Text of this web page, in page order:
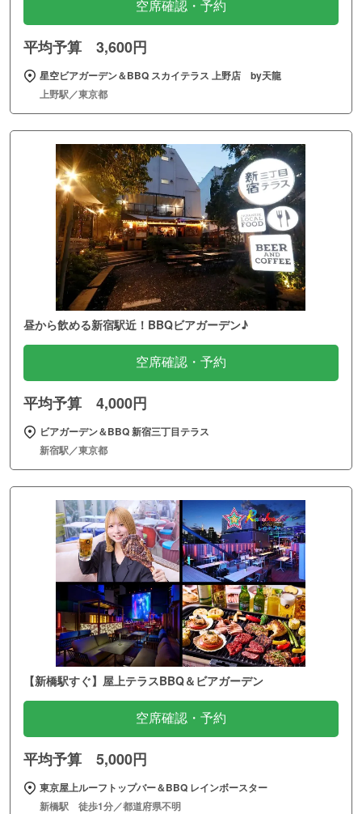
空席確認・予約
平均予算 3,600円
星空ビアガーデン＆BBQ スカイテラス 上野店 by天龍
上野駅／東京都
昼から飲める新宿駅近！BBQビアガーデン♪
空席確認・予約
平均予算 4,000円
ビアガーデン＆BBQ 新宿三丁目テラス
新宿駅／東京都
【新橋駅すぐ】屋上テラスBBQ＆ビアガーデン
空席確認・予約
平均予算 5,000円
東京屋上ルーフトップバー＆BBQ レインボースター
新橋駅 徒歩1分／都道府県不明